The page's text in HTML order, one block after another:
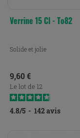
Verrine 15 Cl - To82
Solide et jolie
Prix
9,60 €
Le lot de 12
4.8/5 - 142avis